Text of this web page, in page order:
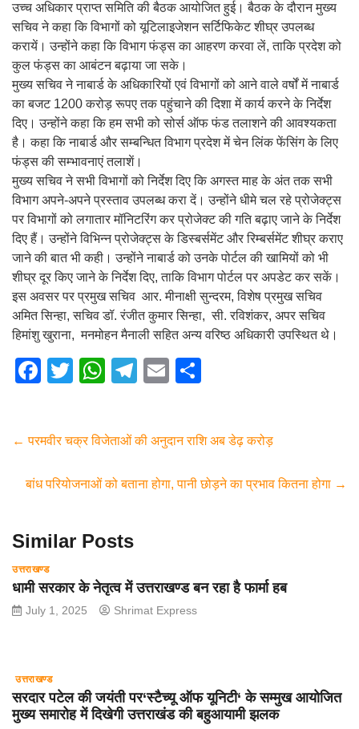
उच्च अधिकार प्राप्त समिति की बैठक आयोजित हुई। बैठक के दौरान मुख्य
सचिव ने कहा कि विभागों को यूटिलाइजेशन सर्टिफिकेट शीघ्र उपलब्ध
करायें। उन्होंने कहा कि विभाग फंड्स का आहरण करवा लें, ताकि प्रदेश को
कुल फंड्स का आबंटन बढ़ाया जा सके।
मुख्य सचिव ने नाबार्ड के अधिकारियों एवं विभागों को आने वाले वर्षों में नाबार्ड
का बजट 1200 करोड़ रूपए तक पहुंचाने की दिशा में कार्य करने के निर्देश
दिए। उन्होंने कहा कि हम सभी को सोर्स ऑफ फंड तलाशने की आवश्यकता
है। कहा कि नाबार्ड और सम्बन्धित विभाग प्रदेश में चेन लिंक फेंसिंग के लिए
फंड्स की सम्भावनाएं तलाशें।
मुख्य सचिव ने सभी विभागों को निर्देश दिए कि अगस्त माह के अंत तक सभी
विभाग अपने-अपने प्रस्ताव उपलब्ध करा दें। उन्होंने धीमे चल रहे प्रोजेक्ट्स
पर विभागों को लगातार मॉनिटरिंग कर प्रोजेक्ट की गति बढ़ाए जाने के निर्देश
दिए हैं। उन्होंने विभिन्न प्रोजेक्ट्स के डिस्बर्समेंट और रिम्बर्समेंट शीघ्र कराए
जाने की बात भी कही। उन्होंने नाबार्ड को उनके पोर्टल की खामियों को भी
शीघ्र दूर किए जाने के निर्देश दिए, ताकि विभाग पोर्टल पर अपडेट कर सकें।
इस अवसर पर प्रमुख सचिव आर. मीनाक्षी सुन्दरम, विशेष प्रमुख सचिव
अमित सिन्हा, सचिव डॉ. रंजीत कुमार सिन्हा, सी. रविशंकर, अपर सचिव
हिमांशु खुराना, मनमोहन मैनाली सहित अन्य वरिष्ठ अधिकारी उपस्थित थे।
F
e
b
k
T
er
W
s
A
T
gr
a
m
E
e
← परमवीर चक्र विजेताओं की अनुदान राशि अब डेढ़ करोड़
बांध परियोजनाओं को बताना होगा, पानी छोड़ने का प्रभाव कितना होगा →
Similar Posts
उत्तराखण्ड
धामी सरकार के नेतृत्व में उत्तराखण्ड बन रहा है फार्मा हब
July 1, 2025 Shrimat Express
उत्तराखण्ड
सरदार पटेल की जयंती पर‘स्टैच्यू ऑफ यूनिटी‘ के सम्मुख आयोजित
मुख्य समारोह में दिखेगी उत्तराखंड की बहुआयामी झलक